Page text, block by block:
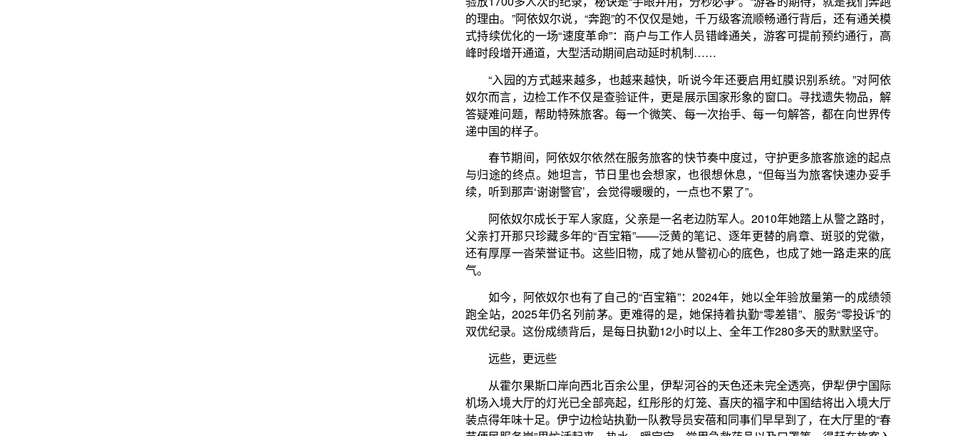
阿依奴尔成长于军人家庭，父亲是一名老边防军人。2010年她踏上从警之路时，
父亲打开那只珍藏多年的“百宝箱”——泛黄的笔记、逐年更替的肩章、斑驳的党徽，
还有厚厚一沓荣誉证书。这些旧物，成了她从警初心的底色，也成了她一路走来的底
如今，阿依奴尔也有了自己的“百宝箱”：2024年，她以全年验放量第一的成绩领
跑全站，2025年仍名列前茅。更难得的是，她保持着执勤“零差错”、服务“零投诉”的
双优纪录。这份成绩背后，是每日执勤12小时以上、全年工作280多天的默默坚守。
远些，更远些
从霍尔果斯口岸向西北百余公里，伊犁河谷的天色还未完全透亮，伊犁伊宁国际
机场入境大厅的灯光已全部亮起，红彤彤的灯笼、喜庆的福字和中国结将出入境大厅
装点得年味十足。伊宁边检站执勤一队教导员安蓓和同事们早早到了，在大厅里的“春
节便民服务岗”里忙活起来，热水、暖宝宝、常用急救药品以及口罩等，得赶在旅客入
伊宁航空口岸依托伊犁伊宁国际机场设立，是新疆修建最早的机场之一。2024年
4月，机场正式开通国际航线；2025年5月，“阿拉木图—伊宁”往返定期客运航线通
航，口岸正式迈入常态化运行阶段，安蓓所在的执勤一队也因此忙碌了起来。
后”边检民警已在国门一线坚守了19年，从公路口岸到航空口岸，她亲历了新疆对外
开放的每一次跨越。
2025年5月通航后，半年时间里，航空口岸验放的出入境人员就超过了2.3万人
次。安蓓说，今年出入境旅客再次实现大幅增长，前两个月验放人数超7000人次，仅
春节假期，查验的出入境旅客就已超1000人次。曾经空旷的查验大厅，如今常常“站
伊宁至阿拉木图航线开通之初，人气并不旺。短短数月后，这条航程仅55分钟、
票价亲民的航线，就以平均86%的客座率打破了质疑。